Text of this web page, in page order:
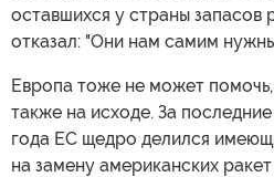
оставшихся у страны запасов
отказал: "Они нам самим
Европа тоже не может
также на исходе. За
года ЕС щедро делился
на замену американских